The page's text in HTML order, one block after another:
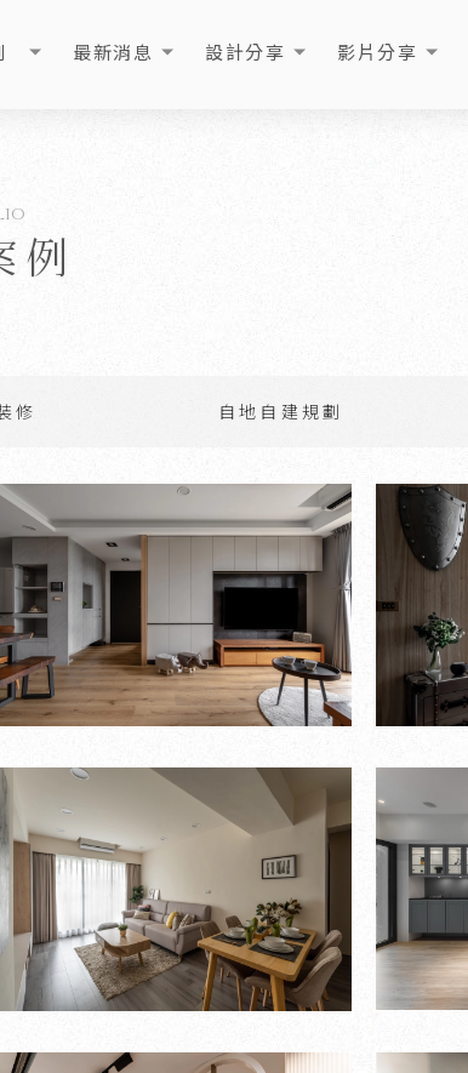
最新消息 設計分享 影片分享
例
修 自地自建規劃